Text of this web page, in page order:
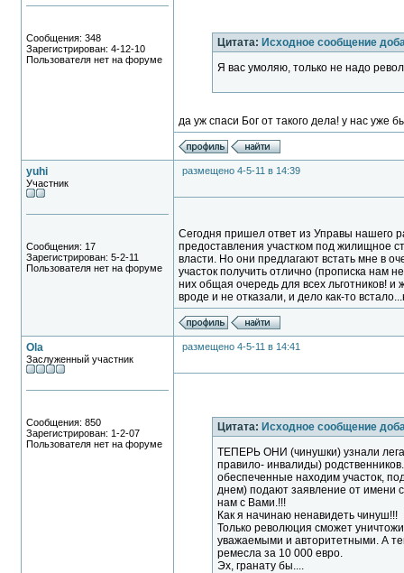
Сообщения: 348
Зарегистрирован: 4-12-10
Пользователя нет на форуме
Цитата: Исходное сообщение
Я вас умоляю, только не надо
да уж спаси Бог от такого дела! у нас
yuhi
Участник
Сообщения: 17
Зарегистрирован: 5-2-11
Пользователя нет на форуме
размещено 4-5-11 в 14:39
Сегодня пришел ответ из Управы нашего
предоставления участком под жилищное
власти. Но они предлагают встать мне в
участок получить отлично (прописка нам
них общая очередь для всех льготников! и
вроде и не отказали, и дело как-то
Ola
Заслуженный участник
Сообщения: 850
Зарегистрирован: 1-2-07
Пользователя нет на форуме
размещено 4-5-11 в 14:41
Цитата: Исходное сообщение
ТЕПЕРЬ ОНИ (чинушки) узнали
правило- инвалиды)
обеспеченные находим участок,
днем) подают заявление от имени
нам с Вами.!!!
Как я начинаю ненавидеть чинуш!!!
Только революция сможет
уважаемыми и авторитетными. А
ремесла за 10 000 евро.
Эх, гранату бы....